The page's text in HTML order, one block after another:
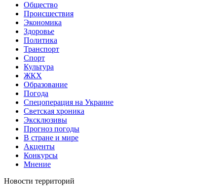
Общество
Происшествия
Экономика
Здоровье
Политика
Транспорт
Спорт
Культура
ЖКХ
Образование
Погода
Спецоперация на Украине
Светская хроника
Эксклюзивы
Прогноз погоды
В стране и мире
Акценты
Конкурсы
Мнение
Новости территорий